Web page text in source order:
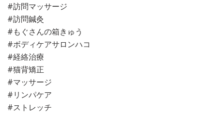
#訪問マッサージ
#訪問鍼灸
#もぐさんの箱きゅう
#ボディケアサロンハコ
#経絡治療
#猫背矯正
#マッサージ
#リンパケア
#ストレッチ